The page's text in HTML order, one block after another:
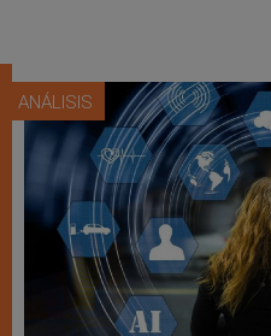
ANÁLISIS